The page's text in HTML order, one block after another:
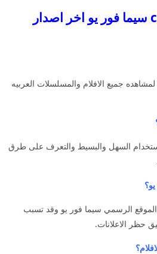
الاسئله حول cima4u سيما فور يو اخر اصدار
جميع الافلام والمسلسلات العربيه
السهل والبسيط والتعرف على طرق
الموقع الرسمي سيما فور يو وقد تسبب
حظر الاعلانات.